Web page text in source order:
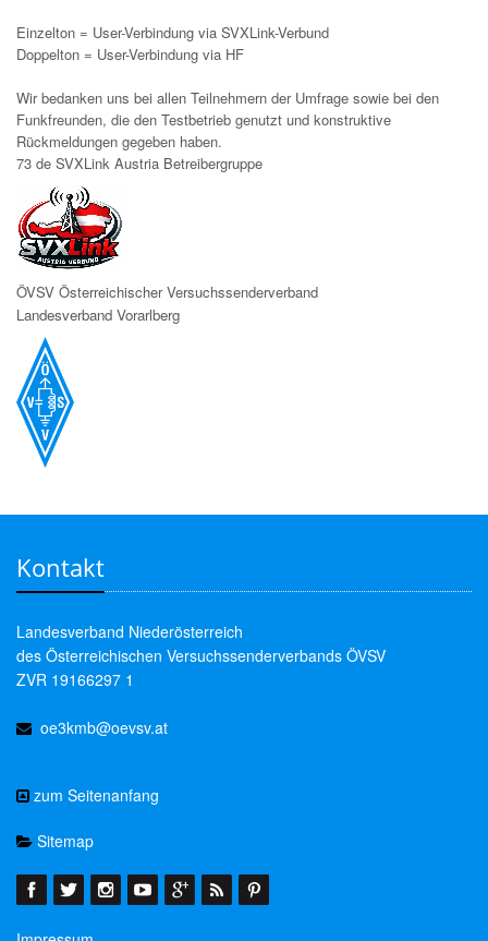
Einzelton = User-Verbindung via SVXLink-Verbund
Doppelton = User-Verbindung via HF
Wir bedanken uns bei allen Teilnehmern der Umfrage sowie bei den
Funkfreunden, die den Testbetrieb genutzt und konstruktive
Rückmeldungen gegeben haben.
73 de SVXLink Austria Betreibergruppe
ÖVSV Österreichischer Versuchssenderverband
Landesverband Vorarlberg
Kontakt
Landesverband Niederösterreich
des Österreichischen Versuchssenderverbands ÖVSV
ZVR 19166297 1
oe3kmb@oevsv.at
zum Seitenanfang
Sitemap